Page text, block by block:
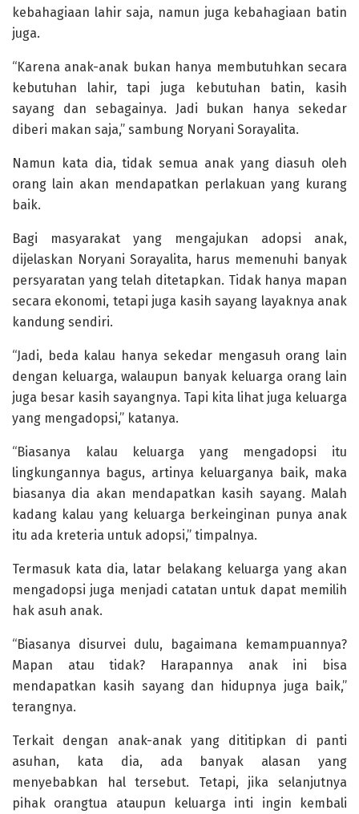
kebahagiaan lahir saja, namun juga kebahagiaan batin
juga.
“Karena anak-anak bukan hanya membutuhkan secara
kebutuhan lahir, tapi juga kebutuhan batin, kasih
sayang dan sebagainya. Jadi bukan hanya sekedar
diberi makan saja,” sambung Noryani Sorayalita.
Namun kata dia, tidak semua anak yang diasuh oleh
orang lain akan mendapatkan perlakuan yang kurang
baik.
Bagi masyarakat yang mengajukan adopsi anak,
dijelaskan Noryani Sorayalita, harus memenuhi banyak
persyaratan yang telah ditetapkan. Tidak hanya mapan
secara ekonomi, tetapi juga kasih sayang layaknya anak
kandung sendiri.
“Jadi, beda kalau hanya sekedar mengasuh orang lain
dengan keluarga, walaupun banyak keluarga orang lain
juga besar kasih sayangnya. Tapi kita lihat juga keluarga
yang mengadopsi,” katanya.
“Biasanya kalau keluarga yang mengadopsi itu
lingkungannya bagus, artinya keluarganya baik, maka
biasanya dia akan mendapatkan kasih sayang. Malah
kadang kalau yang keluarga berkeinginan punya anak
itu ada kreteria untuk adopsi,” timpalnya.
Termasuk kata dia, latar belakang keluarga yang akan
mengadopsi juga menjadi catatan untuk dapat memilih
hak asuh anak.
“Biasanya disurvei dulu, bagaimana kemampuannya?
Mapan atau tidak? Harapannya anak ini bisa
mendapatkan kasih sayang dan hidupnya juga baik,”
terangnya.
Terkait dengan anak-anak yang dititipkan di panti
asuhan, kata dia, ada banyak alasan yang
menyebabkan hal tersebut. Tetapi, jika selanjutnya
pihak orangtua ataupun keluarga inti ingin kembali